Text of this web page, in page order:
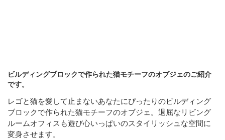
ビルディングブロックで作られた猫モチーフのオブジェのご紹介
です。
レゴと猫を愛して止まないあなたにぴったりのビルディング
ブロックで作られた猫モチーフのオブジェ。退屈なリビング
ルームオフィスも遊び心いっぱいのスタイリッシュな空間に
変身させます。